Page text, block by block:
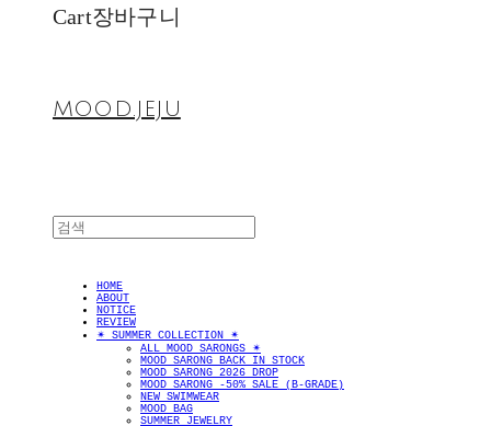
Cart장바구니
MOOD.JEJU
HOME
ABOUT
NOTICE
REVIEW
✴︎ SUMMER COLLECTION ✴︎
ALL MOOD SARONGS ✴︎
MOOD SARONG BACK IN STOCK
MOOD SARONG 2026 DROP
MOOD SARONG -50% SALE (B-GRADE)
NEW SWIMWEAR
MOOD BAG
SUMMER JEWELRY